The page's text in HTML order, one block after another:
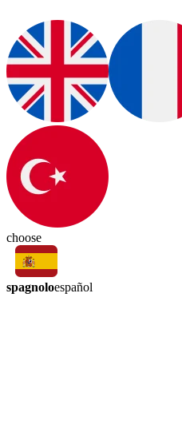
choose
spagnoloespañol